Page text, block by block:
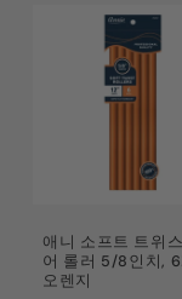
애니 소프트 트위
어 롤러 5/8인치, 6
오렌지